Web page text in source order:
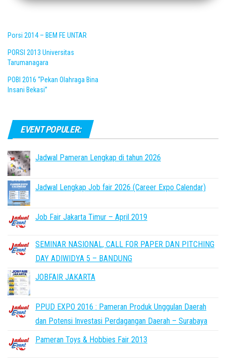
Porsi 2014 – BEM FE UNTAR
PORSI 2013 Universitas
Tarumanagara
POBI 2016 “Pekan Olahraga Bina
Insani Bekasi”
EVENT POPULER:
Jadwal Pameran Lengkap di tahun 2026
Jadwal Lengkap Job fair 2026 (Career Expo Calendar)
Job Fair Jakarta Timur – April 2019
SEMINAR NASIONAL, CALL FOR PAPER DAN PITCHING
DAY ADIWIDYA 5 – BANDUNG
JOBFAIR JAKARTA
PPUD EXPO 2016 : Pameran Produk Unggulan Daerah
dan Potensi Investasi Perdagangan Daerah – Surabaya
Pameran Toys & Hobbies Fair 2013